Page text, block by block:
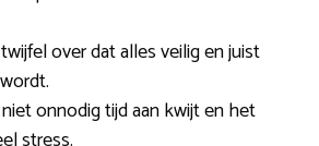
over dat alles veilig en juist
onnodig tijd aan kwijt en het